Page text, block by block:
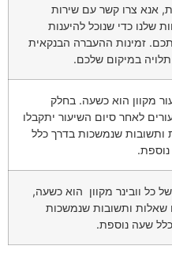
אנא צרו קשר עם שירות
שלנו כדי שנוכל להיענות
זמינות ההעברה הבנקאית
במיקום שלכם.
מקוון הוא כשעה. בחלק
לאחר סיום השיעור יתקבלו
ותשובות שנמשכות בדרך כלל
של כל וובינר מקוון הוא כשעה,
שאלות ותשובות שנמשכות
שעה נוספת.